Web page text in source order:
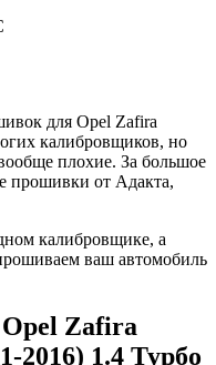
для Opel Zafira
калибровщиков, но
плохие. За большое
прошивки от Адакта,
калибровщике, а
ваш автомобиль
Zafira
2016) 1.4 Турбо